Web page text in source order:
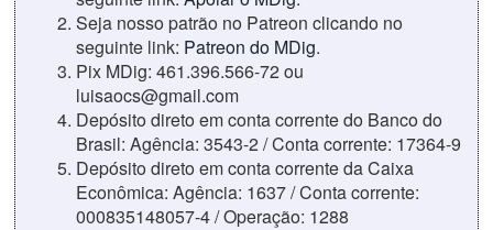
Seja nosso patrão no Patreon clicando no
seguinte link: Patreon do MDig.
Pix MDig: 461.396.566-72 ou
luisaocs@gmail.com
Depósito direto em conta corrente do Banco do
Brasil: Agência: 3543-2 / Conta corrente: 17364-9
Depósito direto em conta corrente da Caixa
Econômica: Agência: 1637 / Conta corrente:
000835148057-4 / Operação: 1288